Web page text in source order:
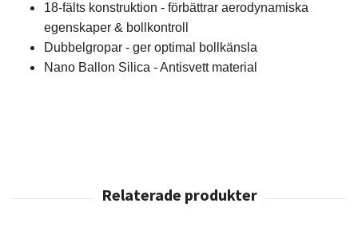
18-fälts konstruktion - förbättrar aerodynamiska
egenskaper & bollkontroll
Dubbelgropar - ger optimal bollkänsla
Nano Ballon Silica - Antisvett material